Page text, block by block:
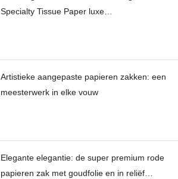
Specialty Tissue Paper luxe
Artistieke aangepaste papieren zakken: een
meesterwerk in elke vouw
Elegante elegantie: de super premium rode
papieren zak met goudfolie en in reliëf